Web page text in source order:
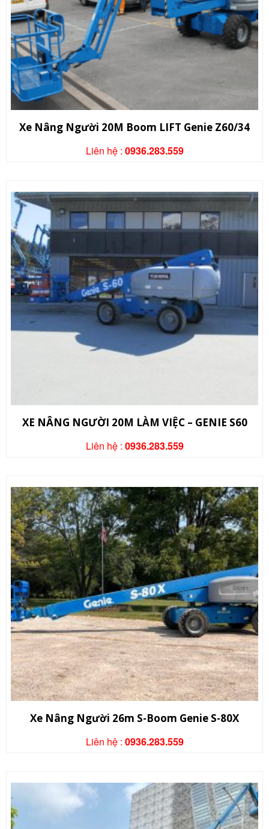
Xe Nâng Người 20M Boom LIFT Genie Z60/34
Liên hệ : 0936.283.559
XE NÂNG NGƯỜI 20M LÀM VIỆC – GENIE S60
Liên hệ : 0936.283.559
Xe Nâng Người 26m S-Boom Genie S-80X
Liên hệ : 0936.283.559